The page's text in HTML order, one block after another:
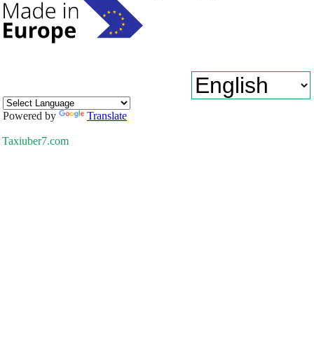
Powered by Translate
Taxiuber7.com